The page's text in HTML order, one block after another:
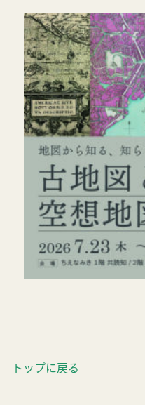
トップに戻る